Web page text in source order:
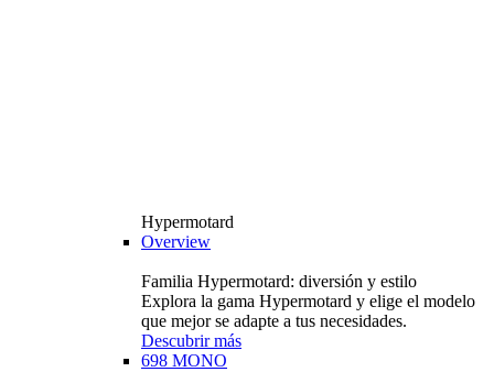
Hypermotard
Overview
Familia Hypermotard: diversión y estilo
Explora la gama Hypermotard y elige el modelo
que mejor se adapte a tus necesidades.
Descubrir más
698 MONO